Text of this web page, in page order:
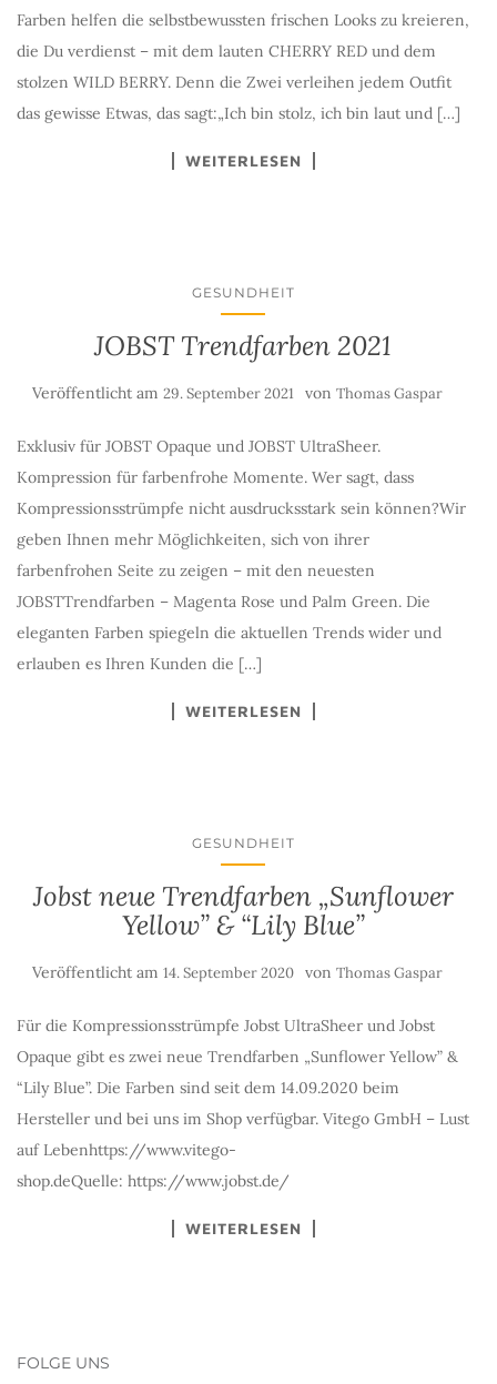
Farben helfen die selbstbewussten frischen Looks zu kreieren,
die Du verdienst – mit dem lauten CHERRY RED und dem
stolzen WILD BERRY. Denn die Zwei verleihen jedem Outfit
das gewisse Etwas, das sagt:„Ich bin stolz, ich bin laut und […]
WEITERLESEN
GESUNDHEIT
JOBST Trendfarben 2021
Veröffentlicht am 29. September 2021 von Thomas Gaspar
Exklusiv für JOBST Opaque und JOBST UltraSheer.
Kompression für farbenfrohe Momente. Wer sagt, dass
Kompressionsstrümpfe nicht ausdrucksstark sein können?Wir
geben Ihnen mehr Möglichkeiten, sich von ihrer
farbenfrohen Seite zu zeigen – mit den neuesten
JOBSTTrendfarben – Magenta Rose und Palm Green. Die
eleganten Farben spiegeln die aktuellen Trends wider und
erlauben es Ihren Kunden die […]
WEITERLESEN
GESUNDHEIT
Jobst neue Trendfarben „Sunflower
Yellow” & “Lily Blue”
Veröffentlicht am 14. September 2020 von Thomas Gaspar
Für die Kompressionsstrümpfe Jobst UltraSheer und Jobst
Opaque gibt es zwei neue Trendfarben „Sunflower Yellow” &
“Lily Blue”. Die Farben sind seit dem 14.09.2020 beim
Hersteller und bei uns im Shop verfügbar. Vitego GmbH – Lust
auf Lebenhttps://www.vitego-
shop.deQuelle: https://www.jobst.de/
WEITERLESEN
FOLGE UNS